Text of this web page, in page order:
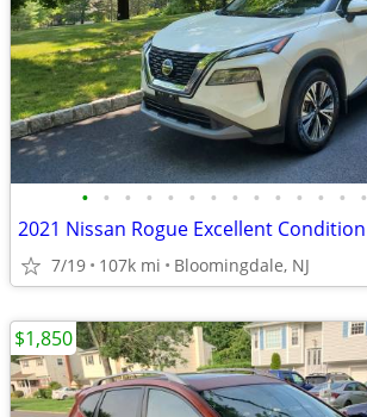
• • • • • • • • • • • • • •
2021 Nissan Rogue Excellent Condition
7/19 107k mi Bloomingdale, NJ
$1,850